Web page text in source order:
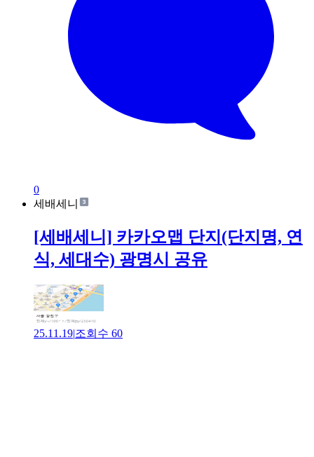
0
세배세니
[세배세니] 카카오맵 단지(단지명, 연
식, 세대수) 광명시 공유
25.11.19|조회수 60